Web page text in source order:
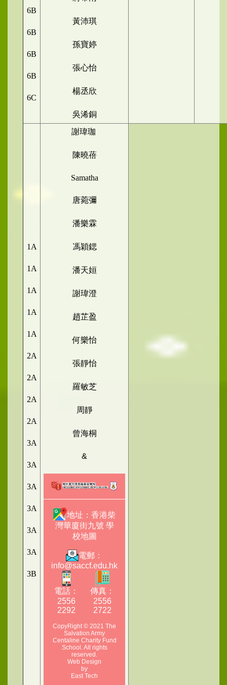
6B
6B
6B
6B
6C
黃沛琪
孫寶婷
張心怡
楊丞欣
吳浠銅
1A
1A
1A
1A
1A
2A
2A
2A
2A
3A
3A
3A
3A
3A
3A
3B
謝瑋珈
陳曉蓓
Samatha
唐菀彌
潘樂霖
馮穎鍶
潘天姮
謝瑋澄
趙芷盈
何樂怡
張靜怡
羅敏芝
周靜
曾海桐
&
地址：香港柴
灣華廈街九號 學
校地圖
電郵：
info@saccf.edu.hk
電話：
2556
2292
傳真：
2556
2722
CopyRight © 2021 The
Salvation Army
Centaline Charity Fund
School. All rights
reserved.
Web Design
by
East Tech